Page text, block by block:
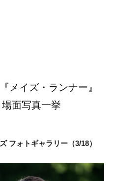
メイズ・ランナー』
面写真一挙
フォトギャラリー（3/18）